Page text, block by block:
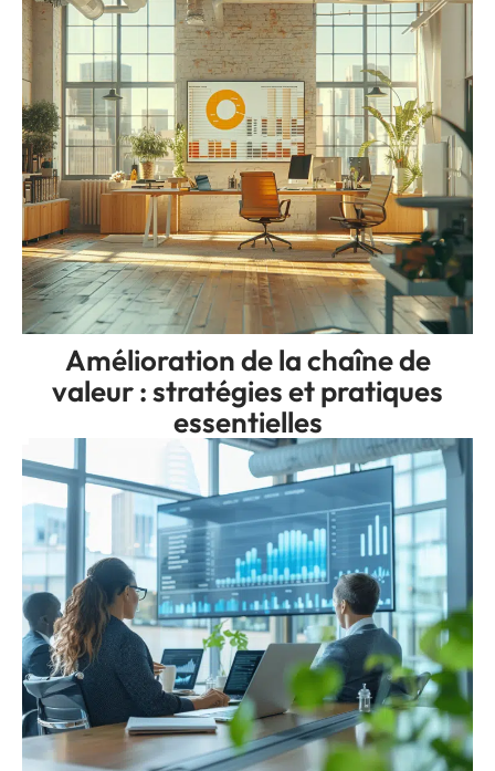
Amélioration de la chaîne de
valeur : stratégies et pratiques
essentielles